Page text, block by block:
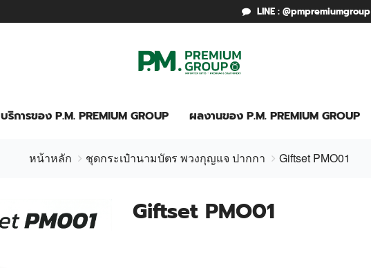
LINE : @pmpremiumgroup
บริการของ P.M. PREMIUM GROUP ผลงานของ P.M. PREMIUM GROUP
หน้าหลัก ชุดกระเป๋านามบัตร พวงกุญแจ ปากกา Giftset PMO01
Giftset PMO01